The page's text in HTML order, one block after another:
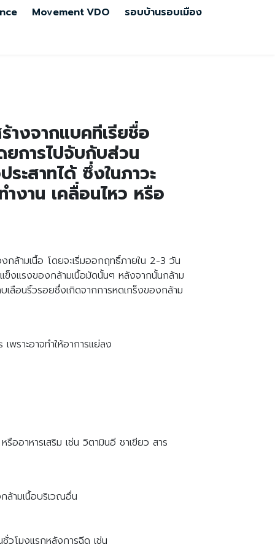
MovementVDO รอบบ้านรอบเมือง
งจากแบคทีเรียชื่อ
การไปจับกับส่วน
ะสาทได้ ซึ่งในภาวะ
งาน เคลื่อนไหว หรือ
กล้ามเนื้อ โดยจะเริ่มออกฤทธิ์ภายใน 2-3 วัน
งแรงของกล้ามเนื้อมัดนั้นๆ หลังจากนั้นกล้าม
ลือนริ้วรอยซึ่งเกิดจากการหดเกร็งของกล้าม
ราะอาจทำให้อาการแย่ลง
อาหารเสริม เช่น วิตามินอี ชาเขียว สาร
ล้ามเนื้อบริเวณอื่น
วโมงแรกหลังการฉีด เช่น